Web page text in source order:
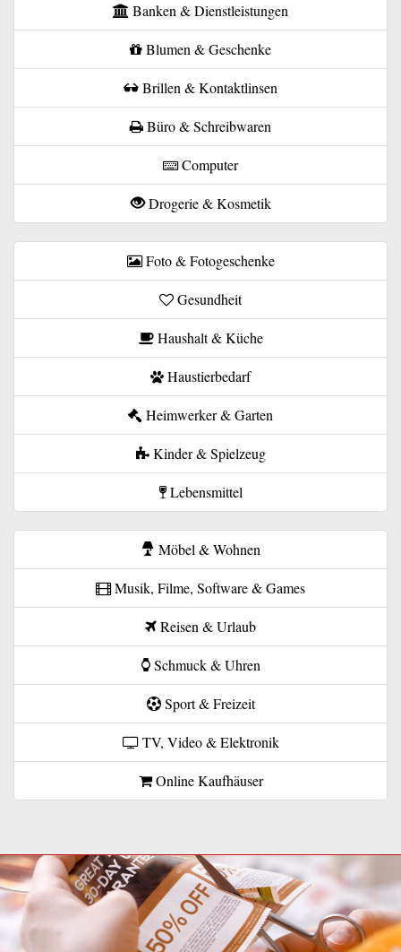
Banken & Dienstleistungen
Blumen & Geschenke
Brillen & Kontaktlinsen
Büro & Schreibwaren
Computer
Drogerie & Kosmetik
Foto & Fotogeschenke
Gesundheit
Haushalt & Küche
Haustierbedarf
Heimwerker & Garten
Kinder & Spielzeug
Lebensmittel
Möbel & Wohnen
Musik, Filme, Software & Games
Reisen & Urlaub
Schmuck & Uhren
Sport & Freizeit
TV, Video & Elektronik
Online Kaufhäuser